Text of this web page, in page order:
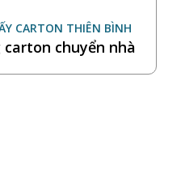
CARTON THIÊN BÌNH
carton chuyển nhà